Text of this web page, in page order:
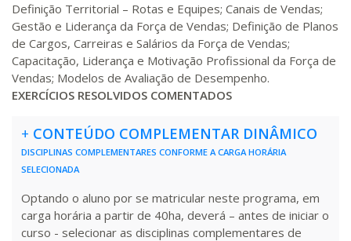
360 H 45dias 120dias
R$ 1.784,48
Matricular
380 H 48dias 150dias
R$ 1.883,61
400 H 50dias 150dias
R$ 1.982,74
420 H 53dias 150dias
R$ 2.082,12
Matricular
Definição Territorial – Rotas e Equipes; Canais de Vendas;
Gestão e Liderança da Força de Vendas; Definição de Planos
de Cargos, Carreiras e Salários da Força de Vendas;
Capacitação, Liderança e Motivação Profissional da Força de
Vendas; Modelos de Avaliação de Desempenho.
EXERCÍCIOS RESOLVIDOS COMENTADOS
+ CONTEÚDO COMPLEMENTAR DINÂMICO
DISCIPLINAS COMPLEMENTARES CONFORME A CARGA HORÁRIA
SELECIONADA
Optando o aluno por se matricular neste programa, em
carga horária a partir de 40ha, deverá – antes de iniciar o
curso - selecionar as disciplinas complementares de